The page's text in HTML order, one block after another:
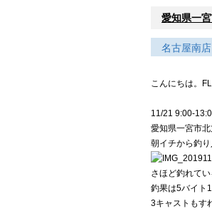
愛知県一
名古屋南店
こんにちは。
11/21 9:00-
愛知県一宮市北
朝イチから釣り
さほど釣れて
釣果は5バイト1
3キャストもす